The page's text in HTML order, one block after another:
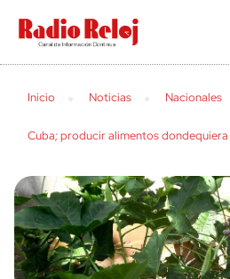
cerrar
Inicio Noticias Nacionales
Cuba; producir alimentos dondequiera